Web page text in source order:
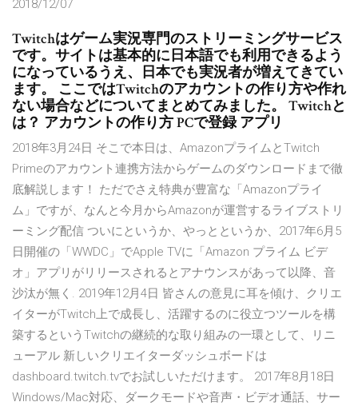
2018/12/07
Twitchはゲーム実況専門のストリーミングサービス
です。サイトは基本的に日本語でも利用できるよう
になっているうえ、日本でも実況者が増えてきてい
ます。 ここではTwitchのアカウントの作り方や作れ
ない場合などについてまとめてみました。 Twitchと
は？ アカウントの作り方 PCで登録 アプリ
2018年3月24日 そこで本日は、AmazonプライムとTwitch
Primeのアカウント連携方法からゲームのダウンロードまで徹
底解説します！ ただでさえ特典が豊富な「Amazonプライ
ム」ですが、なんと今月からAmazonが運営するライブストリ
ーミング配信 ついにというか、やっとというか、2017年6月5
日開催の「WWDC」でApple TVに「Amazon プライム ビデ
オ」アプリがリリースされるとアナウンスがあって以降、音
沙汰が無く. 2019年12月4日 皆さんの意見に耳を傾け、クリエ
イターがTwitch上で成長し、活躍するのに役立つツールを構
築するというTwitchの継続的な取り組みの一環として、リニ
ューアル 新しいクリエイターダッシュボードは
dashboard.twitch.tvでお試しいただけます。 2017年8月18日
Windows/Mac対応、ダークモードや音声・ビデオ通話、サー